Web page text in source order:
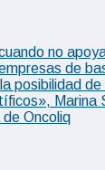
no
de
posibilidad
Marina
Oncoliq